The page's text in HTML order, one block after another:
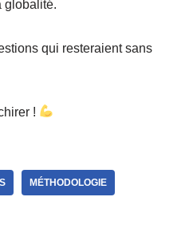
globalité.
qui resteraient sans
!
MÉTHODOLOGIE